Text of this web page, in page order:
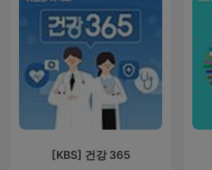
[KBS] 건강 365